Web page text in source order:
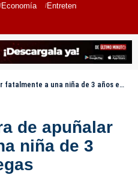
Economía Entretenimiento
a una niña de 3 años en Las Vegas
de apuñalar
niña de 3